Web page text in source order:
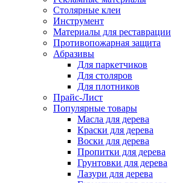
Столярные клеи
Инструмент
Материалы для реставрации
Противопожарная защита
Абразивы
Для паркетчиков
Для столяров
Для плотников
Прайс-Лист
Популярные товары
Масла для дерева
Краски для дерева
Воски для дерева
Пропитки для дерева
Грунтовки для дерева
Лазури для дерева